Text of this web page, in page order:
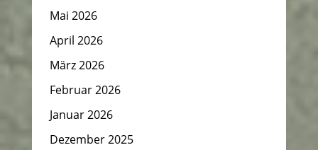
Mai 2026
April 2026
März 2026
Februar 2026
Januar 2026
Dezember 2025